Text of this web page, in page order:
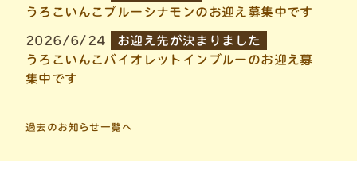
うろこいんこブルーシナモンのお迎え募集中です
2026/6/24
お迎え先が決まりました
うろこいんこバイオレットインブルーのお迎え募
集中です
過去のお知らせ一覧へ